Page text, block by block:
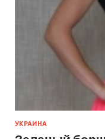
УКРАИНА